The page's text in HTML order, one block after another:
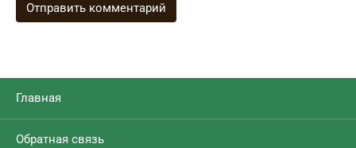
Главная
Обратная связь